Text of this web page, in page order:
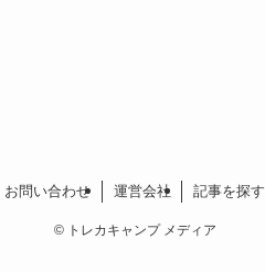
お問い合わせ 運営会社 記事を探す
©トレカキャンプ メディア